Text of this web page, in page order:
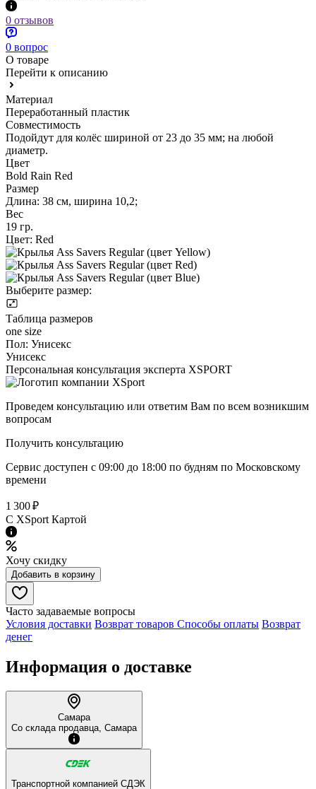
0 отзывов
0 вопрос
О товаре
Перейти к описанию
Материал
Переработанный пластик
Совместимость
Подойдут для колёс шириной от 23 до 35 мм; на любой
диаметр.
Цвет
Bold Rain Red
Размер
Длина: 38 см, ширина 10,2;
Вес
19 гр.
Цвет: Red
Выберите размер:
Таблица размеров
one size
Пол: Унисекс
Унисекс
Персональная консультация эксперта XSPORT
Проведем консультацию или ответим Вам по всем возникшим
вопросам
Получить консультацию
Сервис доступен с 09:00 до 18:00 по будням по Московcкому
времени
1 300 ₽
C XSport Картой
Хочу скидку
Добавить в корзину
Часто задаваемые вопросы
Условия доставки Возврат товаров Способы оплаты Возврат
денег
Информация о доставке
Самара
Со склада продавца, Самара
Транспортной компанией СДЭК